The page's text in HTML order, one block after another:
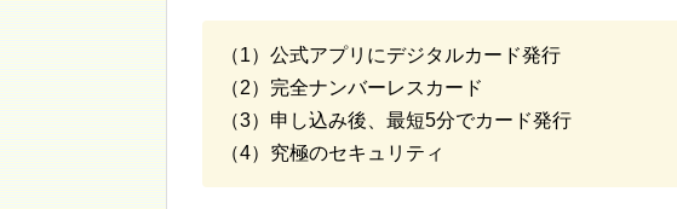
（1）公式アプリにデジタルカード発行
（2）完全ナンバーレスカード
（3）申し込み後、最短5分でカード発行
（4）究極のセキュリティ